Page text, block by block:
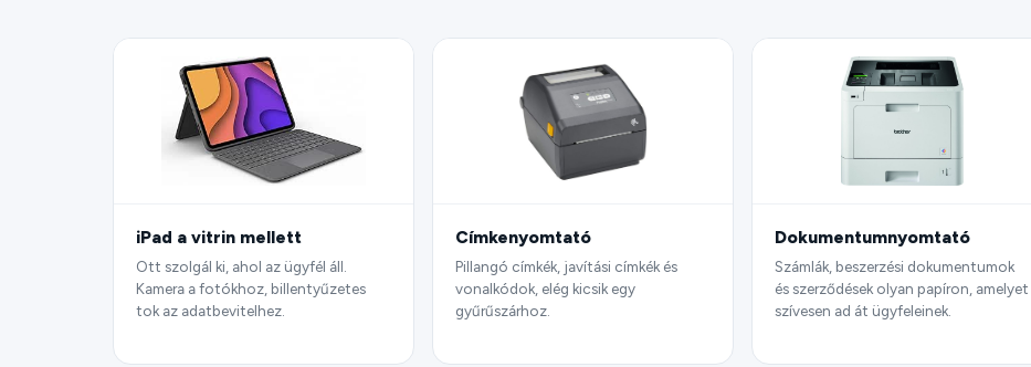
iPad a vitrin mellett
Ott szolgál ki, ahol az ügyfél áll.
Kamera a fotókhoz, billentyűzetes
tok az adatbevitelhez.
Címkenyomtató
Pillangó címkék, javítási címkék és
vonalkódok, elég kicsik egy
gyűrűszárhoz.
Dokumentumnyomtató
Számlák, beszerzési dokumentumok
és szerződések olyan papíron, amelyet
szívesen ad át ügyfeleinek.